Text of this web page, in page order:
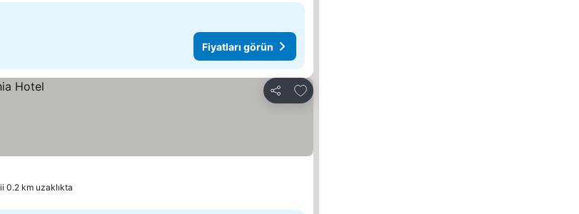
Fiyatları görün
Paylaş
Favorilerime ekle
0.2 km uzaklıkta